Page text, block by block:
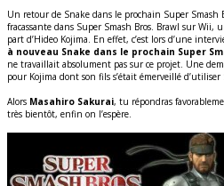
Un retour de Snake dans le prochain Super Smash
fracassante dans Super Smash Bros. Brawl sur
part d’Hideo Kojima. En effet, c’est lors d’une
à nouveau Snake dans le prochain Super
ne travaillait absolument pas sur ce projet. Une
pour Kojima dont son fils s’était émerveillé
Alors Masahiro Sakurai, tu répondras
très bientôt, enfin on l’espère.